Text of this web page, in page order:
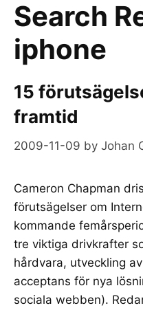
Search
iphone
15
framtid
2009-11-09 by Johan
Cameron Chapman
förutsägelser om
kommande
tre viktiga drivkrafter
hårdvara, utveckling
acceptans för nya
sociala webben).